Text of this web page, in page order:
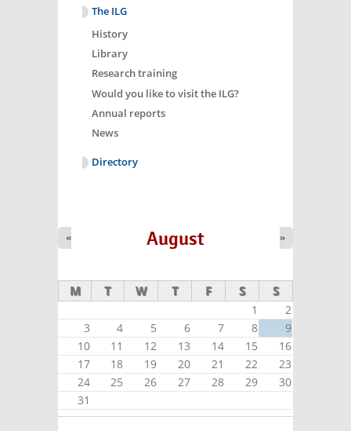
The ILG
History
Library
Research training
Would you like to visit the ILG?
Annual reports
News
Directory
August
« »
M T W T F S S
1
2
3
4 5 6 7 8
9
10
11 12 13 14 15
16
17
18 19 20 21 22
23
24
25 26 27 28 29
30
31